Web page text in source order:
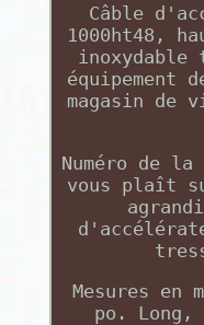
Câble
1000ht48,
inoxydable
équipement
magasin de
Numéro de
vous plaît
Mesures en
po. Long,